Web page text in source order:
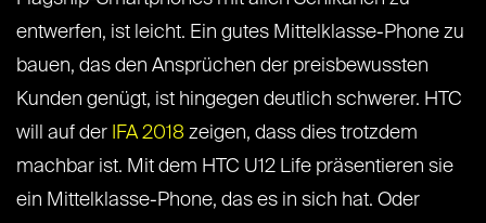
entwerfen, ist leicht. Ein gutes Mittelklasse-Phone zu
bauen, das den Ansprüchen der preisbewussten
Kunden genügt, ist hingegen deutlich schwerer. HTC
will auf der IFA 2018 zeigen, dass dies trotzdem
machbar ist. Mit dem HTC U12 Life präsentieren sie
ein Mittelklasse-Phone, das es in sich hat. Oder